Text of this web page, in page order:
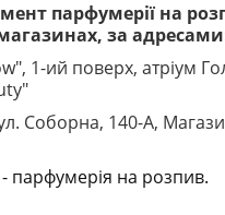
парфумерії на
за
1-ий поверх, атріум
Соборна, 140-A,
парфумерія на розпив.